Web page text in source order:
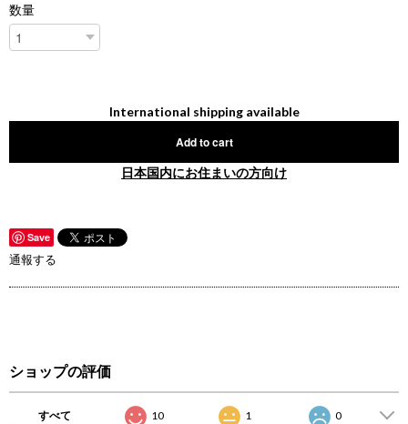
数量
International shipping available
Add to cart
日本国内にお住まいの方向け
Save
通報する
ショップの評価
すべて 10 1 0